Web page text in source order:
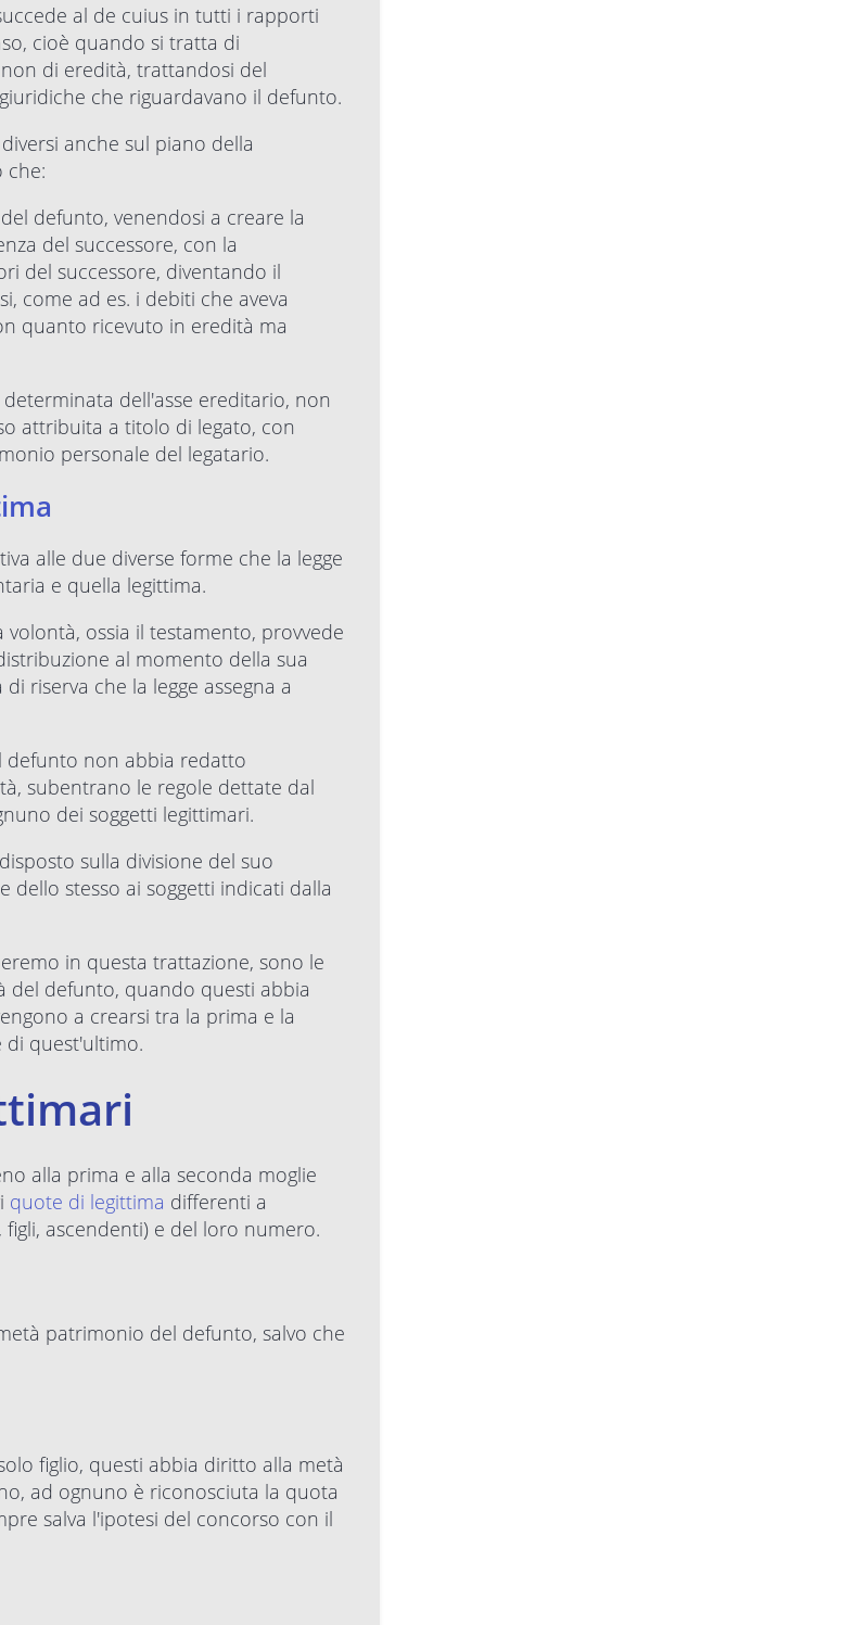
al de cuius in tutti i rapporti
cioè quando si tratta di
di eredità, trattandosi del
che riguardavano il defunto.
anche sul piano della
che:
defunto, venendosi a creare la
del successore, con la
del successore, diventando il
come ad es. i debiti che aveva
quanto ricevuto in eredità ma
dell'asse ereditario, non
attribuita a titolo di legato, con
personale del legatario.
alle due diverse forme che la legge
e quella legittima.
ossia il testamento, provvede
al momento della sua
riserva che la legge assegna a
defunto non abbia redatto
subentrano le regole dettate dal
dei soggetti legittimari.
sulla divisione del suo
stesso ai soggetti indicati dalla
in questa trattazione, sono le
del defunto, quando questi abbia
a crearsi tra la prima e la
di quest'ultimo.
alla prima e alla seconda moglie
quote di legittima differenti a
ascendenti) e del loro numero.
patrimonio del defunto, salvo che
figlio, questi abbia diritto alla metà
ad ognuno è riconosciuta la quota
salva l'ipotesi del concorso con il